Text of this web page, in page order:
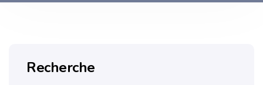
Recherche